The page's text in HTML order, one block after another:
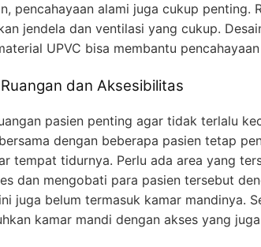
pencahayaan alami juga cukup penting.
jendela dan ventilasi yang cukup.
UPVC bisa membantu
dan Aksesibilitas
pasien penting agar tidak terlalu
dengan beberapa pasien tetap
tempat tidurnya. Perlu ada area yang
dan mengobati para pasien tersebut
juga belum termasuk kamar mandinya.
kamar mandi dengan akses yang